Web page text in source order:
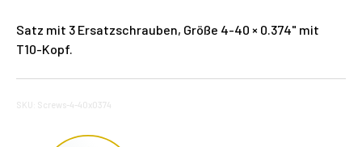
Satz mit 3 Ersatzschrauben, Größe 4-40 × 0.374" mit
T10-Kopf.
SKU: Screws-4-40x0374